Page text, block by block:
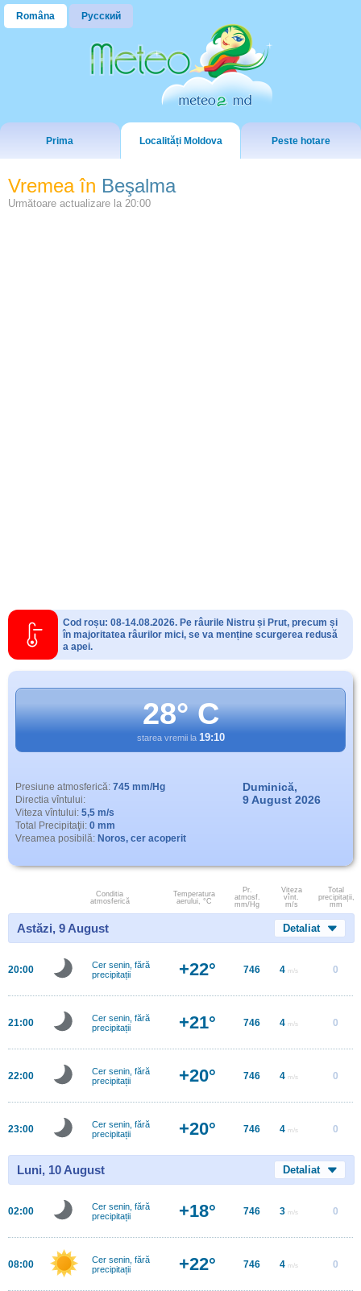
Româna Русский
Prima Localități Moldova Peste hotare
Vremea în Beşalma
Următoare actualizare la 20:00
Cod roșu: 08-14.08.2026. Pe râurile Nistru și Prut, precum și
în majoritatea râurilor mici, se va menține scurgerea redusă
a apei.
28° C
starea vremii la 19:10
Presiune atmosferică: 745 mm/Hg
Directia vîntului:
Viteza vîntului: 5,5 m/s
Total Precipitaţii: 0 mm
Vreamea posibilă: Noros, cer acoperit
Duminică,
9 August 2026
Conditia
atmosferică
Temperatura
aerului, °C
Pr.
atmosf.
mm/Hg
Viteza
vînt.
m/s
Total
precipitații,
mm
Astăzi, 9 August Detaliat
20:00
Cer senin, fără
precipitații
+22° 746 4 m/s 0
21:00
Cer senin, fără
precipitații
+21° 746 4 m/s 0
22:00
Cer senin, fără
precipitații
+20° 746 4 m/s 0
23:00
Cer senin, fără
precipitații
+20° 746 4 m/s 0
Luni, 10 August Detaliat
02:00
Cer senin, fără
precipitații
+18° 746 3 m/s 0
08:00
Cer senin, fără
precipitații
+22° 746 4 m/s 0